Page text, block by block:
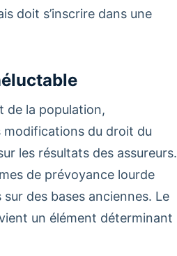
doit s’inscrire dans une
de la population,
modifications du droit du
les résultats des assureurs.
de prévoyance lourde
des bases anciennes. Le
un élément déterminant